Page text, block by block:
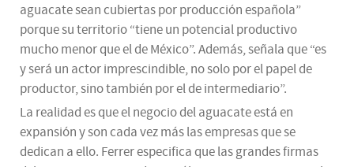
aguacate sean cubiertas por producción española”
porque su territorio “tiene un potencial productivo
mucho menor que el de México”. Además, señala que “es
y será un actor imprescindible, no solo por el papel de
productor, sino también por el de intermediario”.
La realidad es que el negocio del aguacate está en
expansión y son cada vez más las empresas que se
dedican a ello. Ferrer especifica que las grandes firmas